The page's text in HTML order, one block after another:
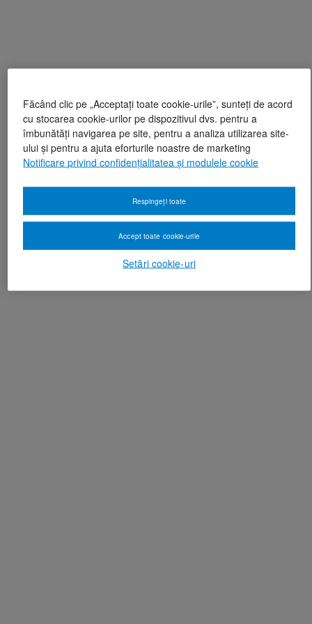
Făcând clic pe „Acceptați toate cookie-urile”, sunteți de acord
cu stocarea cookie-urilor pe dispozitivul dvs. pentru a
îmbunătăți navigarea pe site, pentru a analiza utilizarea site-
ului și pentru a ajuta eforturile noastre de marketing
Notificare privind confidențialitatea și modulele cookie
Setări cookie-uri
Respingeți toate
Accept toate cookie-urile